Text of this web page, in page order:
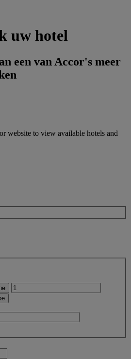
uw hotel
een van Accor's meer
website to view available hotels and